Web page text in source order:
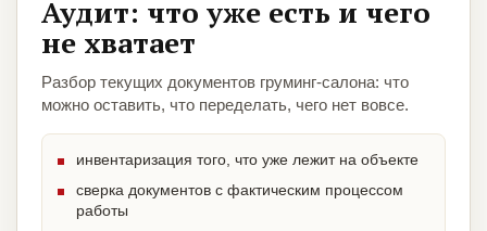
Аудит: что уже есть и чего
не хватает
Разбор текущих документов груминг-салона: что
можно оставить, что переделать, чего нет вовсе.
инвентаризация того, что уже лежит на объекте
сверка документов с фактическим процессом
работы